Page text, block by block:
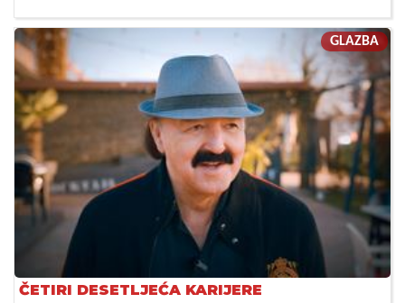
GLAZBA
ČETIRI DESETLJEĆA KARIJERE